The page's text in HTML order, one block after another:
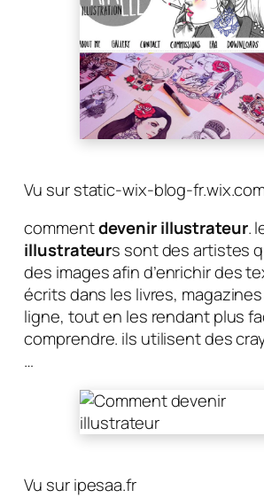
Vu sur static-wix-blog-
commentdevenir illustrateur.
illustrateurs sont des artistes
des images afin d’enrichir des
écrits dans les livres,
ligne, tout en les rendant plus
comprendre. ils utilisent des
…
Vu sur ipesaa.fr